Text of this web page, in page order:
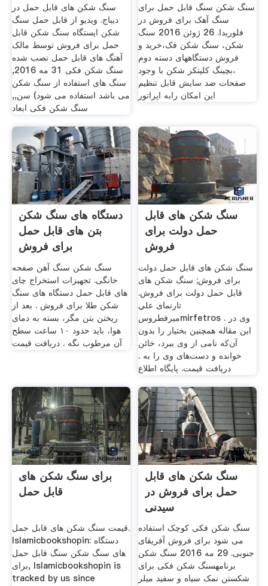
سنگ شکن های قابل حمل در
دیباج. ویدیو از قابل حمل سنگ
شکن ایستگاه سنگ شکن قابل
حمل برای فروش توسط مالک
آهنگ های قابل حمل نصب شده
سنگ شکن فکی 31 مه 2016,
سنگ های استفاده از سنگ شکن
می باشد استفاده می شود) سن,,
سنگ شکن فکی ابعاد
سنگ شکن سنگ قابل حمل برای
سنگ آهک برای فروش در
فلوریدا. 26 ژوئن 2016 سنگ
شکن، سنگ شکن فک،خرید و
فروش دستگاههای دسته دوم
،بچینگ کلینکر شکن با وجود
صفحات ضد سایش قابل تنظیم
این امکان رابه اپراتور
دستگاه های سنگ شکن
بتن های قابل حمل
برای فروش
سنگ شکن سنگ آهن صفحه
خانگی. تجهیزات استخراج چای
های قابل حمل دستگاه های سنگ
شکن طلا برای فروش . بعد از
ریختن بتن مگر، بسته به دمای
هوا، باید حدود ۱۰ ساعت سطح
آن مرطوب نگه . دریافت قیمت
سنگ شکن های قابل
حمل دولت برای
فروش
سنگ شکن های قابل حمل دولت
برای فروش; سنگ شکن های
قابل حمل دولت برای فروش.
تارنمای علي
ميرفطروسmirfetros . وی در
این مقاله همچنین بختیار را بدون
آن‌که نامی از وی ببرد، خائن
خوانده و دست‌های وی را به .
دریافت قیمت. پایگاه اطلاع
برای سنگ شکن های
قابل حمل
قیمت سنگ شکن های قابل حمل.
Islamicbookshopin: دستگاه
های سنگ شکن سنگ قابل حمل
برای, Islamicbookshopin is
tracked by us since
سنگ شکن های قابل
حمل برای فروش در
سیدنی
سنگ شکن فکی کوچک استفاده
می شود برای فروش آفریقای
جنوبی. 29 مه 2016 سنگ شکن
برنامهسنگ شکن فکی برای
شکستن نمک سیاه و سفید میلر